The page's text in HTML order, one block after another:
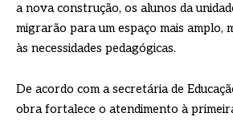
a nova construção, os alunos da
migrarão para um espaço mais amplo,
às necessidades pedagógicas.
De acordo com a secretária de
obra fortalece o atendimento à